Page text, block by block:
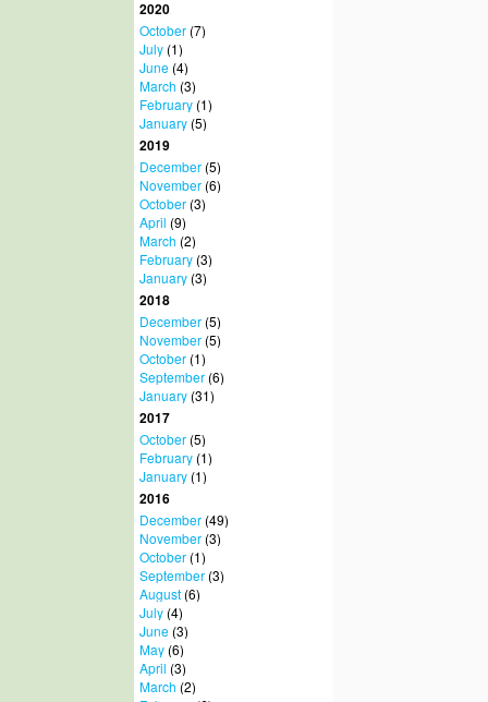
2020
October(7)
July(1)
June(4)
March (3)
February(1)
January(5)
2019
December(5)
November(6)
October(3)
April (9)
March (2)
February(3)
January(3)
2018
December(5)
November(5)
October(1)
September(6)
January(31)
2017
October(5)
February(1)
January(1)
2016
December(49)
November(3)
October(1)
September(3)
August(6)
July(4)
June(3)
May(6)
April (3)
March (2)